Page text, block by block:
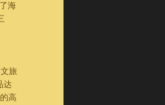
海
旅
达
高